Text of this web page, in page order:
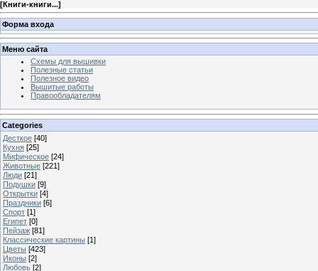
[Книги-книги...]
Форма входа
Меню сайта
Схемы для вышивки
Полезные статьи
Полезное видео
Вышитые работы
Правообладателям
Categories
Десткое [40]
Кухня [25]
Мифическое [24]
Животные [221]
Люди [21]
Подушки [9]
Открытки [4]
Праздники [6]
Спорт [1]
Египет [0]
Пейзаж [81]
Классические картины [1]
Цветы [423]
Иконы [2]
Любовь [2]